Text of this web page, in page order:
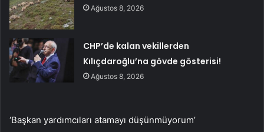
Ağustos 8, 2026
CHP’de kalan vekillerden
Kılıçdaroğlu’na gövde gösterisi!
Ağustos 8, 2026
‘Başkan yardımcıları atamayı düşünmüyorum’